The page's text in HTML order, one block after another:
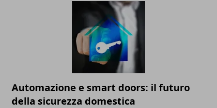
Automazione e smart doors: il futuro
della sicurezza domestica